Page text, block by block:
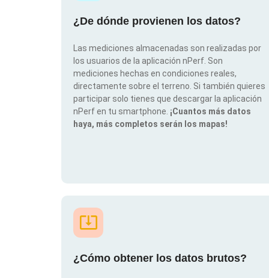
¿De dónde provienen los datos?
Las mediciones almacenadas son realizadas por
los usuarios de la aplicación nPerf. Son
mediciones hechas en condiciones reales,
directamente sobre el terreno. Si también quieres
participar solo tienes que descargar la aplicación
nPerf en tu smartphone. ¡Cuantos más datos
haya, más completos serán los mapas!
¿Cómo obtener los datos brutos?